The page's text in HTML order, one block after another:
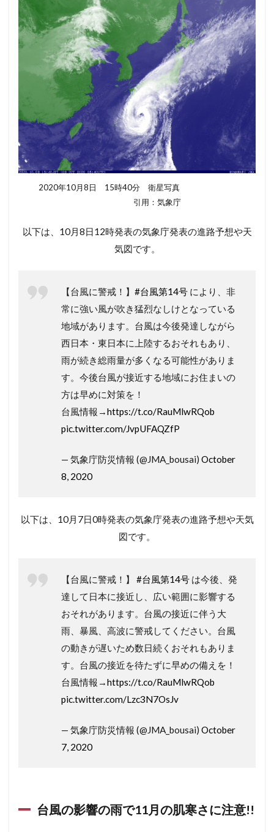
2020年10月8日 15時40分 衛星写真
引用：気象庁
以下は、10月8日12時発表の気象庁発表の進路予想や天
気図です。
【台風に警戒！】 #台風第14号 により、非
常に強い風が吹き猛烈なしけとなっている
地域があります。台風は今後発達しながら
西日本・東日本に上陸するおそれもあり、
雨が続き総雨量が多くなる可能性がありま
す。今後台風が接近する地域にお住まいの
方は早めに対策を！
台風情報→https://t.co/RauMlwRQob
pic.twitter.com/JvpUFAQZfP
— 気象庁防災情報 (@JMA_bousai) October
8, 2020
以下は、10月7日0時発表の気象庁発表の進路予想や天気
図です。
【台風に警戒！】 #台風第14号 は今後、発
達して日本に接近し、広い範囲に影響する
おそれがあります。台風の接近に伴う大
雨、暴風、高波に警戒してください。台風
の動きが遅いため数日続くおそれもありま
す。台風の接近を待たずに早めの備えを！
台風情報→https://t.co/RauMlwRQob
pic.twitter.com/Lzc3N7OsJv
— 気象庁防災情報 (@JMA_bousai) October
7, 2020
台風の影響の雨で11月の肌寒さに注意!!